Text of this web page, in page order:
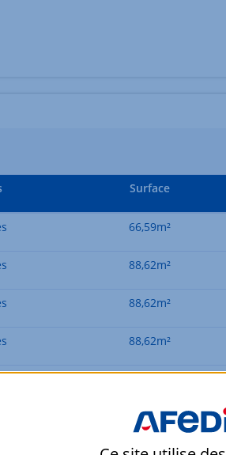
Surface
66,59m²
88,62m²
88,62m²
88,62m²
88,62m²